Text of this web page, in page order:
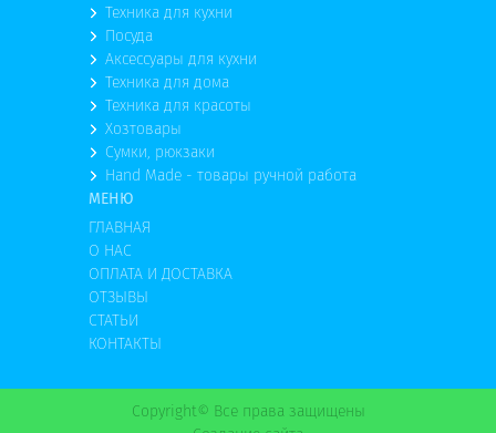
Техника для кухни
Посуда
Аксессуары для кухни
Техника для дома
Техника для красоты
Хозтовары
Сумки, рюкзаки
Hand Made - товары ручной работа
МЕНЮ
ГЛАВНАЯ
О НАС
ОПЛАТА И ДОСТАВКА
ОТЗЫВЫ
СТАТЬИ
КОНТАКТЫ
Copyright© Все права защищены